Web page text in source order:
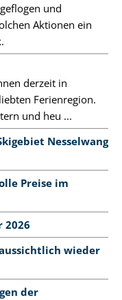
und
Aktionen ein
derzeit in
Ferienregion.
und heu ...
Nesselwang
Preise im
2026
wieder
der